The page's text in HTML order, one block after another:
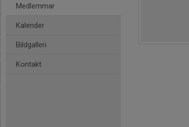
Medlemmar
Kalender
Bildgalleri
Kontakt